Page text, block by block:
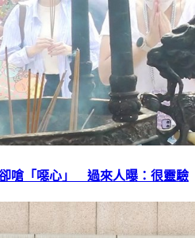
嗆「噁心」 過來人曝：很靈驗